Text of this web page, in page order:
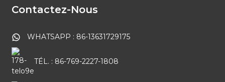
Contactez-Nous
WHATSAPP : 86-13631729175
TÉL. : 86-769-2227-1808